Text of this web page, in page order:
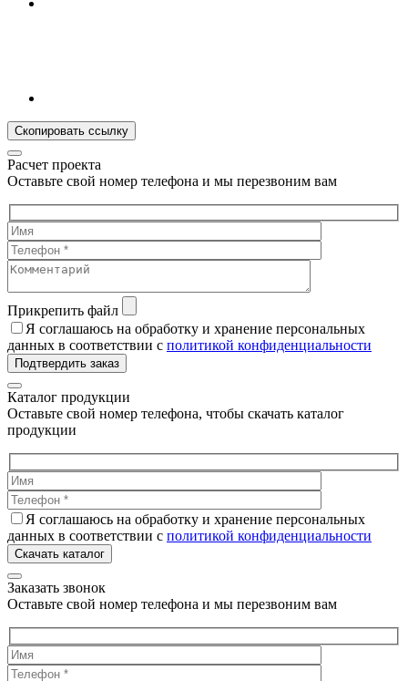
Скопировать ссылку
Расчет проекта
Оставьте свой номер телефона и мы перезвоним вам
Прикрепить файл
Я соглашаюсь на обработку и хранение персональных
данных в соответствии с политикой конфиденциальности
Подтвердить заказ
Каталог продукции
Оставьте свой номер телефона, чтобы скачать каталог
продукции
Я соглашаюсь на обработку и хранение персональных
данных в соответствии с политикой конфиденциальности
Скачать каталог
Заказать звонок
Оставьте свой номер телефона и мы перезвоним вам